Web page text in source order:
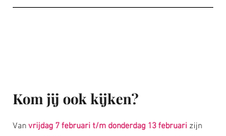
Kom jij ook kijken?
Van vrijdag 7 februari t/m donderdag 13 februari zijn